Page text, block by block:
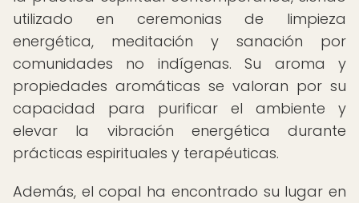
utilizado en ceremonias de limpieza
energética, meditación y sanación por
comunidades no indígenas. Su aroma y
propiedades aromáticas se valoran por su
capacidad para purificar el ambiente y
elevar la vibración energética durante
prácticas espirituales y terapéuticas.
Además, el copal ha encontrado su lugar en